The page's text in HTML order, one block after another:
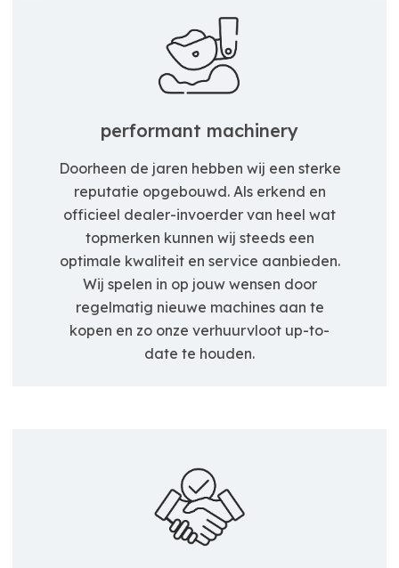
performant machinery
Doorheen de jaren hebben wij een sterke
reputatie opgebouwd. Als erkend en
officieel dealer-invoerder van heel wat
topmerken kunnen wij steeds een
optimale kwaliteit en service aanbieden.
Wij spelen in op jouw wensen door
regelmatig nieuwe machines aan te
kopen en zo onze verhuurvloot up-to-
date te houden.